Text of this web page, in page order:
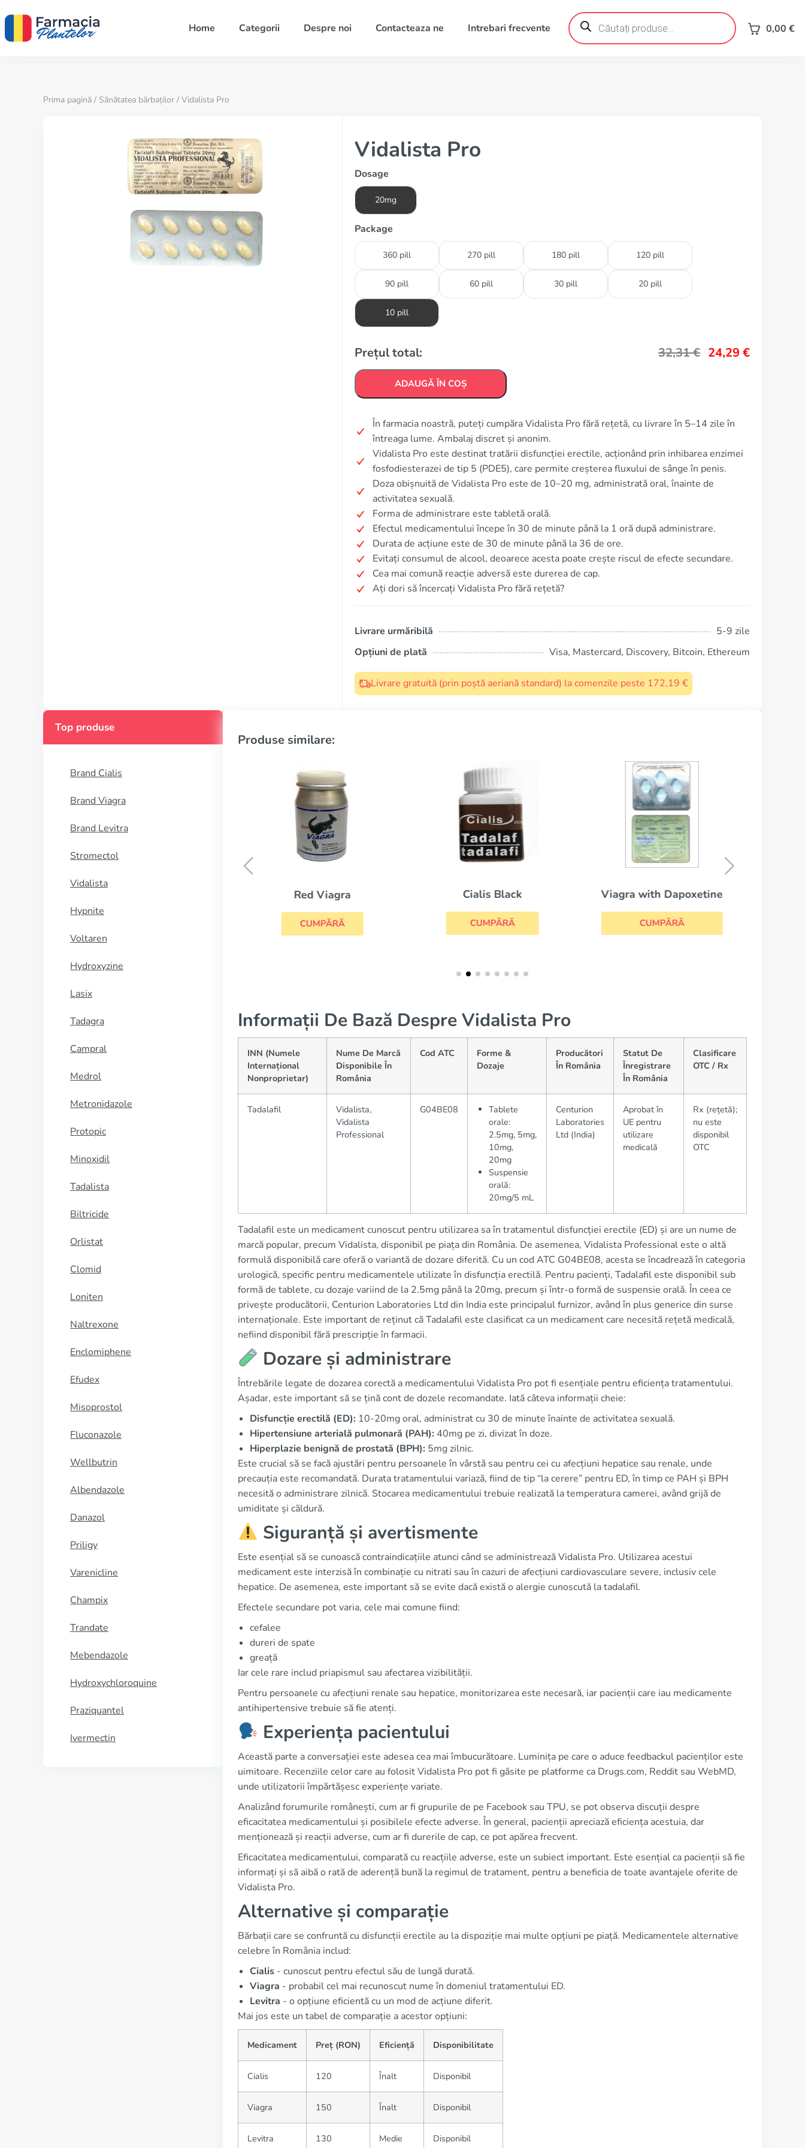
Home Categorii Despre noi Contacteaza ne Intrebari frecvente
Products
search 0,00 €
Prima pagină / Sănătatea bărbaților / Vidalista Pro
Vidalista Pro
Dosage
20mg
Package
360 pill 270 pill 180 pill 120 pill
90 pill 60 pill 30 pill 20 pill
10 pill
Prețul total: 32,31€ 24,29 €
ADAUGĂ ÎN COȘ
În farmacia noastră, puteți cumpăra Vidalista Pro fără rețetă, cu livrare în 5–14 zile în
întreaga lume. Ambalaj discret și anonim.
Vidalista Pro este destinat tratării disfuncției erectile, acționând prin inhibarea enzimei
fosfodiesterazei de tip 5 (PDE5), care permite creșterea fluxului de sânge în penis.
Doza obișnuită de Vidalista Pro este de 10–20 mg, administrată oral, înainte de
activitatea sexuală.
Forma de administrare este tabletă orală.
Efectul medicamentului începe în 30 de minute până la 1 oră după administrare.
Durata de acțiune este de 30 de minute până la 36 de ore.
Evitați consumul de alcool, deoarece acesta poate crește riscul de efecte secundare.
Cea mai comună reacție adversă este durerea de cap.
Ați dori să încercați Vidalista Pro fără rețetă?
Livrare urmăribilă
5-9 zile
Opțiuni de plată
Visa, Mastercard, Discovery, Bitcoin, Ethereum
Livrare gratuită (prin poștă aeriană standard) la comenzile peste 172,19 €
Top produse
Brand Cialis
Brand Viagra
Brand Levitra
Stromectol
Vidalista
Hypnite
Voltaren
Hydroxyzine
Lasix
Tadagra
Campral
Medrol
Metronidazole
Protopic
Minoxidil
Tadalista
Biltricide
Orlistat
Clomid
Loniten
Naltrexone
Enclomiphene
Efudex
Misoprostol
Fluconazole
Wellbutrin
Albendazole
Danazol
Priligy
Varenicline
Champix
Trandate
Mebendazole
Hydroxychloroquine
Praziquantel
Ivermectin
Produse similare:
Red Viagra
CUMPĂRĂ
Cialis Black
CUMPĂRĂ
Viagra with Dapoxetine
CUMPĂRĂ
Informații De Bază Despre Vidalista Pro
INN (Numele
Internațional
Nonproprietar)
Nume De Marcă
Disponibile În
România
Cod ATC
Forme &
Dozaje
Producători
În România
Statut De
Înregistrare
În România
Clasificare
OTC / Rx
Tadalafil
Vidalista,
Vidalista
Professional
G04BE08
Tablete
orale:
2.5mg, 5mg,
10mg,
20mg
Suspensie
orală:
20mg/5 mL
Centurion
Laboratories
Ltd (India)
Aprobat în
UE pentru
utilizare
medicală
Rx (rețetă);
nu este
disponibil
OTC
Tadalafil este un medicament cunoscut pentru utilizarea sa în tratamentul disfuncției erectile (ED) și are un nume de
marcă popular, precum Vidalista, disponibil pe piața din România. De asemenea, Vidalista Professional este o altă
formulă disponibilă care oferă o variantă de dozare diferită. Cu un cod ATC G04BE08, acesta se încadrează în categoria
urologică, specific pentru medicamentele utilizate în disfuncția erectilă. Pentru pacienți, Tadalafil este disponibil sub
formă de tablete, cu dozaje variind de la 2.5mg până la 20mg, precum și într-o formă de suspensie orală. În ceea ce
privește producătorii, Centurion Laboratories Ltd din India este principalul furnizor, având în plus generice din surse
internaționale. Este important de reținut că Tadalafil este clasificat ca un medicament care necesită rețetă medicală,
nefiind disponibil fără prescripție în farmacii.
Dozare și administrare
Întrebările legate de dozarea corectă a medicamentului Vidalista Pro pot fi esențiale pentru eficiența tratamentului.
Așadar, este important să se țină cont de dozele recomandate. Iată câteva informații cheie:
Disfuncție erectilă (ED): 10-20mg oral, administrat cu 30 de minute înainte de activitatea sexuală.
Hipertensiune arterială pulmonară (PAH): 40mg pe zi, divizat în doze.
Hiperplazie benignă de prostată (BPH): 5mg zilnic.
Este crucial să se facă ajustări pentru persoanele în vârstă sau pentru cei cu afecțiuni hepatice sau renale, unde
precauția este recomandată. Durata tratamentului variază, fiind de tip “la cerere” pentru ED, în timp ce PAH și BPH
necesită o administrare zilnică. Stocarea medicamentului trebuie realizată la temperatura camerei, având grijă de
umiditate și căldură.
Siguranță și avertismente
Este esențial să se cunoască contraindicațiile atunci când se administrează Vidalista Pro. Utilizarea acestui
medicament este interzisă în combinație cu nitrati sau în cazuri de afecțiuni cardiovasculare severe, inclusiv cele
hepatice. De asemenea, este important să se evite dacă există o alergie cunoscută la tadalafil.
Efectele secundare pot varia, cele mai comune fiind:
cefalee
dureri de spate
greață
Iar cele rare includ priapismul sau afectarea vizibilității.
Pentru persoanele cu afecțiuni renale sau hepatice, monitorizarea este necesară, iar pacienții care iau medicamente
antihipertensive trebuie să fie atenți.
Experiența pacientului
Această parte a conversației este adesea cea mai îmbucurătoare. Luminița pe care o aduce feedbackul pacienților este
uimitoare. Recenziile celor care au folosit Vidalista Pro pot fi găsite pe platforme ca Drugs.com, Reddit sau WebMD,
unde utilizatorii împărtășesc experiențe variate.
Analizând forumurile românești, cum ar fi grupurile de pe Facebook sau TPU, se pot observa discuții despre
eficacitatea medicamentului și posibilele efecte adverse. În general, pacienții apreciază eficiența acestuia, dar
menționează și reacții adverse, cum ar fi durerile de cap, ce pot apărea frecvent.
Eficacitatea medicamentului, comparată cu reacțiile adverse, este un subiect important. Este esențial ca pacienții să fie
informați și să aibă o rată de aderență bună la regimul de tratament, pentru a beneficia de toate avantajele oferite de
Vidalista Pro.
Alternative și comparație
Bărbații care se confruntă cu disfuncții erectile au la dispoziție mai multe opțiuni pe piață. Medicamentele alternative
celebre în România includ:
Cialis - cunoscut pentru efectul său de lungă durată.
Viagra - probabil cel mai recunoscut nume în domeniul tratamentului ED.
Levitra - o opțiune eficientă cu un mod de acțiune diferit.
Mai jos este un tabel de comparație a acestor opțiuni:
Medicament Preț (RON) Eficiență Disponibilitate
Cialis 120 Înalt Disponibil
Viagra 150 Înalt Disponibil
Levitra 130 Medie Disponibil